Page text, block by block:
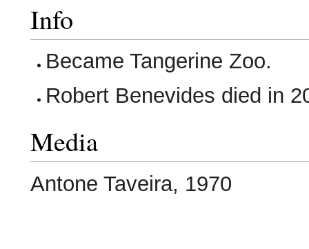
Info
Became Tangerine Zoo.
Robert Benevides died in
Media
Antone Taveira, 1970